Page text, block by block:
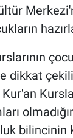
bilincinin